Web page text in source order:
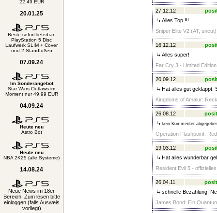
22,49 EUR
20.01.25
Reste sofort lieferbar:
PlayStation 5 Disc
Laufwerk SLIM + Cover
und 2 Standfüßen
07.09.24
Im Sonderangebot
Star Wars Outlaws im
Moment nur 49,99 EUR
04.09.24
Heute neu
Astro Bot
Heute neu
NBA 2K25 (alle Systeme)
14.08.24
Neue News im 18er
Bereich. Zum lesen bitte
einloggen (falls Ausweis
vorliegt)
27.12.12
Alles Top !!!
Sniper Elite V2 (AT,
16.12.12
Alles super!
Far Cry 3 - Limited
20.09.12
Hat alles gut geklappt.
Kingdoms of Amalur:
26.08.12
kein Kommenter
Operation Flashpoint:
19.03.12
Hat alles wunderbar
Resident Evil 5 -
26.04.11
schnelle Bezahlung!
James Bond: Ein